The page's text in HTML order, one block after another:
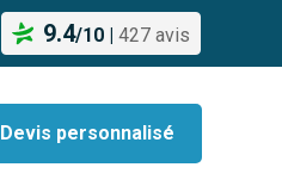
9.4/10 | 427 avis
Devis personnalisé